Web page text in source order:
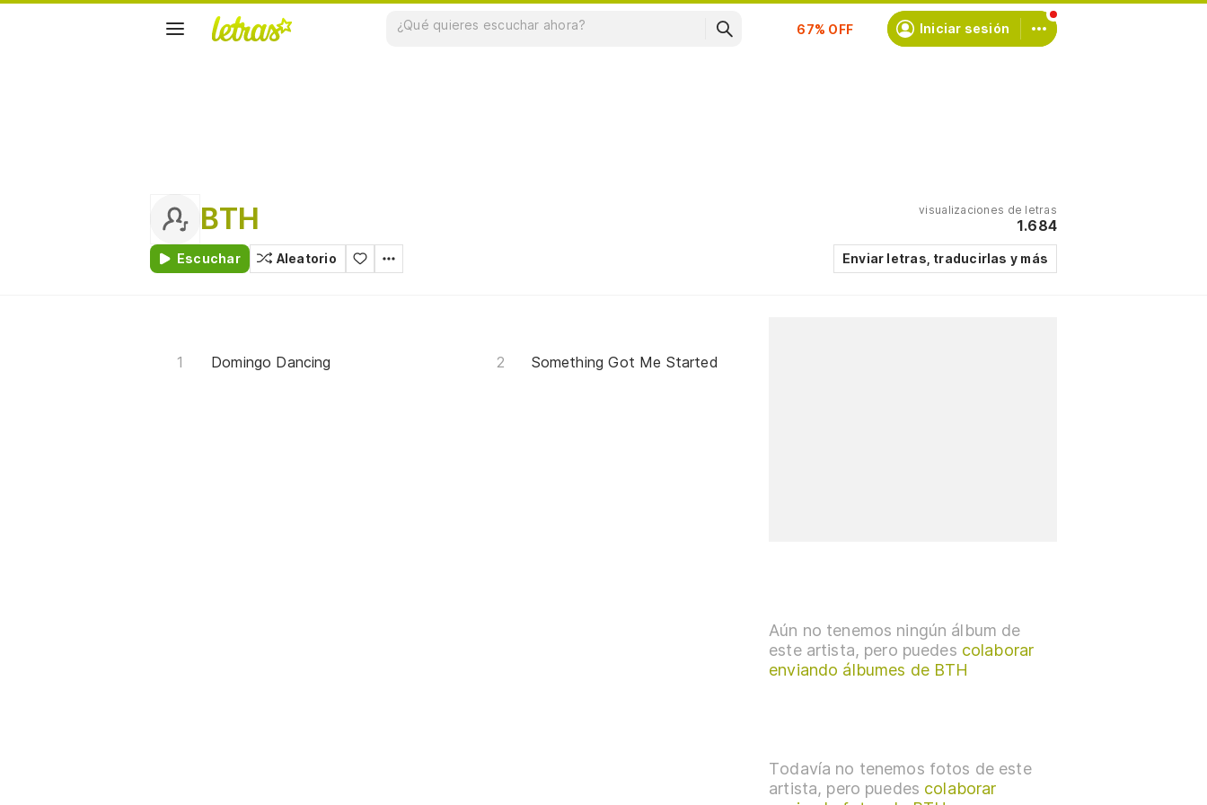
Iniciar sesión
BTH
Escuchar Aleatorio
visualizaciones de letras
1.684
Enviar letras, traducirlas y más
Domingo Dancing Something Got Me Started
Aún no tenemos ningún álbum de
este artista, pero puedes colaborar
enviando álbumes de BTH
Todavía no tenemos fotos de este
artista, pero puedes colaborar